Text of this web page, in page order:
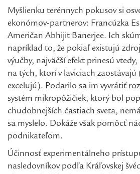
Myšlienku terénnych pokusov si
ekonómov-partnerov: Francúzka
Američan Abhijit Banerjee. Ich
napríklad to, že pokiaľ existujú
výučby, najväčší efekt prinesú
na tých, ktorí v laviciach
excelujú). Podarilo sa im vyvrátiť
systém mikropôžičiek, ktorý bol
chudobnejších častiach sveta,
sa myslelo. Dokáže však pomôcť
podnikateľom.
Účinnosť experimentálneho
nasledovníkov podľa Kráľovskej